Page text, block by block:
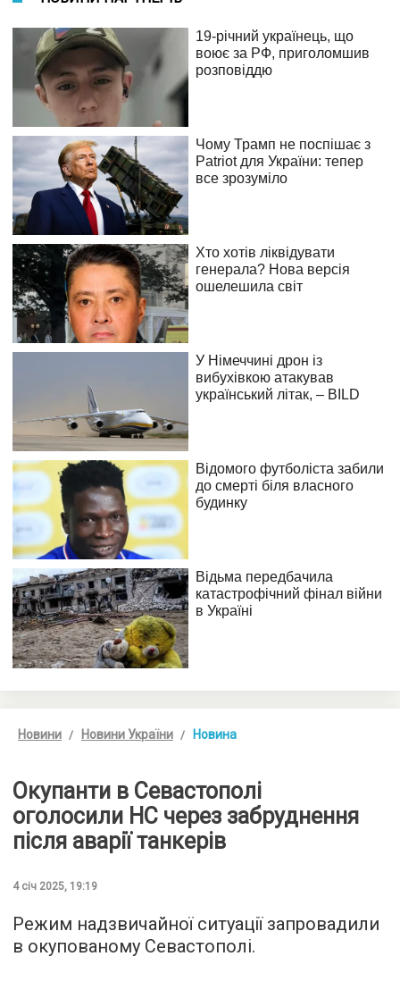
Новини Новини України Новина
Окупанти в Севастополі
оголосили НС через забруднення
після аварії танкерів
4 січ 2025, 19:19
Режим надзвичайної ситуації запровадили
в окупованому Севастополі.